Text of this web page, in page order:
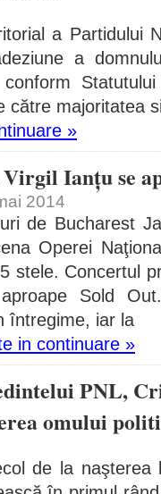
a Partidului
a
către majoritatea
»
Ianțu se
2014
de Bucharest
Operei
stele. Concertul
Sold
întregime, iar la
in continuare »
PNL,
omului
de la naşterea